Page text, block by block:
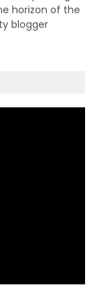
horizon of the
blogger